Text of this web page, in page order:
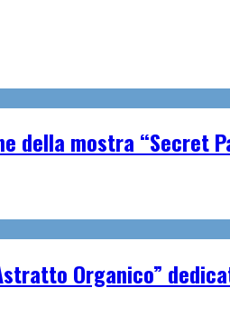
della mostra “Secret
Organico”